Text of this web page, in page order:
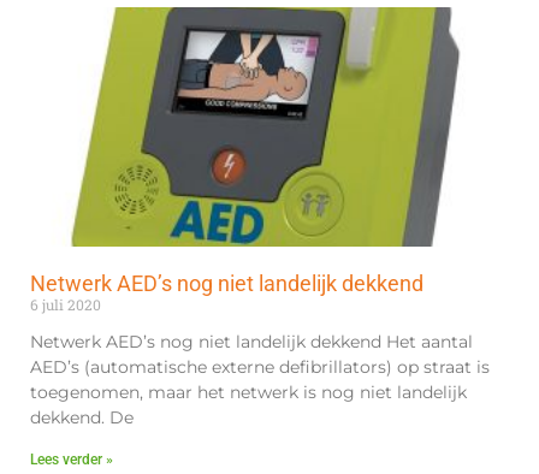
Netwerk AED’s nog niet landelijk dekkend
6 juli 2020
Netwerk AED’s nog niet landelijk dekkend Het aantal
AED’s (automatische externe defibrillators) op straat is
toegenomen, maar het netwerk is nog niet landelijk
dekkend. De
Lees verder »